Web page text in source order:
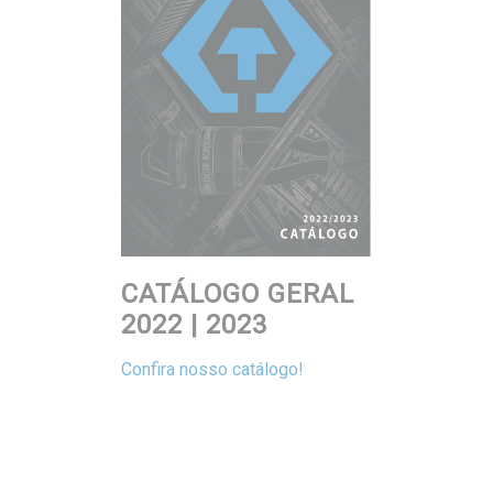
CATÁLOGO GERAL
2022 | 2023
Confira nosso catálogo!